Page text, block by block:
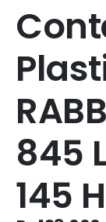
845
145 H